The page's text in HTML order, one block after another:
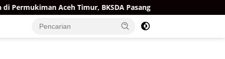
Aceh Timur, BKSDA Pasang Kamera dan Bagikan